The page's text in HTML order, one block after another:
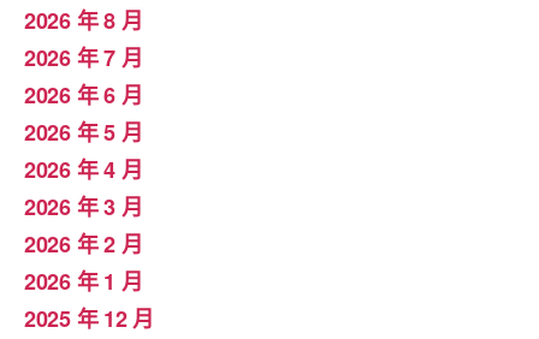
2026 年 8 月
2026 年 7 月
2026 年 6 月
2026 年 5 月
2026 年 4 月
2026 年 3 月
2026 年 2 月
2026 年 1 月
2025 年 12 月